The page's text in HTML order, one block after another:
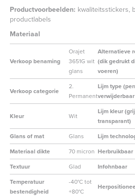
Productvoorbeelden: kwaliteitsstickers,
productlabels
Materiaal
Verkoop benaming
Orajet
3651G wit
glans
Alternatieve
(dik gedrukt
voeren)
Verkoop categorie
2.
Permanent
Lijm type
Kleur Wit
Lijm kleur
transparant)
Glans of mat Glans Lijm
Materiaal dikte
70 micron Herbruikbaar
Textuur
Glad Infohnbaar
Temperatuur
bestendigheid
-40°C tot
+80°C